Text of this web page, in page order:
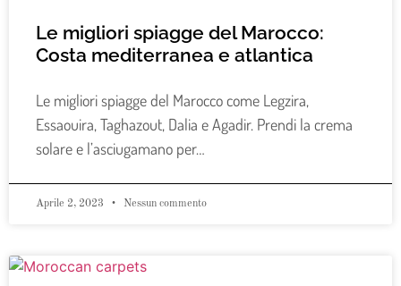
Le migliori spiagge del Marocco:
Costa mediterranea e atlantica
Le migliori spiagge del Marocco come Legzira,
Essaouira, Taghazout, Dalia e Agadir. Prendi la crema
solare e l’asciugamano per…
Aprile 2, 2023 Nessun commento